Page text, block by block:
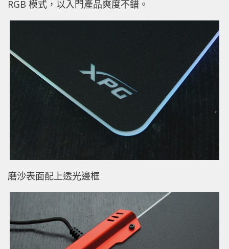
RGB 模式，以入門產品爽度不錯。
磨沙表面配上透光邊框